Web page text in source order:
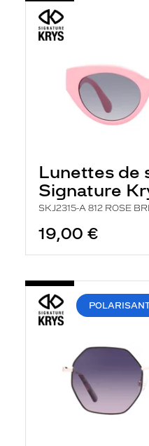
Lunettes de
Signature
SKJ2315-A 812 ROSE
19,00 €